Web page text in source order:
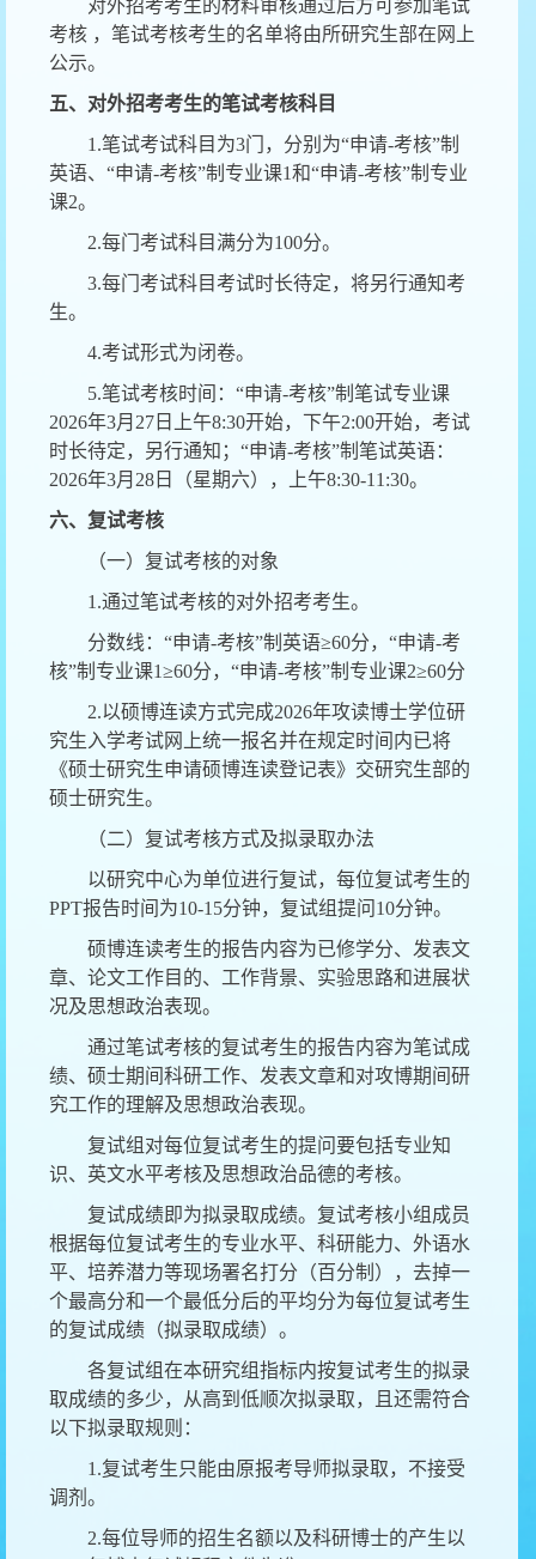
对外招考考生的材料审核通过后方可参加笔试
考核 ，笔试考核考生的名单将由所研究生部在网上
公示。
五、对外招考考生的笔试考核科目
1.笔试考试科目为3门，分别为“申请-考核”制
英语、“申请-考核”制专业课1和“申请-考核”制专业
课2。
2.每门考试科目满分为100分。
3.每门考试科目考试时长待定，将另行通知考
生。
4.考试形式为闭卷。
5.笔试考核时间：“申请-考核”制笔试专业课
2026年3月27 日上午8:30开始，下午2:00开始，考试
时长待定，另行通知； “申请-考核”制笔试英语：
2026年3月 28 日（星期六），上午8:30-11:30。
六、复试考核
（一）复试考核的对象
1.通过笔试考核的对外招考考生。
分数线： “申请-考核”制英语≥60分，“申请-考
核”制专业课1≥60分，“申请-考核”制专业课2≥60分
2.以硕博连读方式完成2026年攻读博士学位研
究生入学考试网上统一报名并在规定时间内已将
《硕士研究生申请硕博连读登记表》交研究生部的
硕士研究生。
（二）复试考核方式及拟录取办法
以研究中心为单位进行复试，每位复试考生的
PPT报告时间为10-15分钟，复试组提问10分钟。
硕博连读考生的报告内容为已修学分、发表文
章、论文工作目的、工作背景、实验思路和进展状
况及思想政治表现。
通过笔试考核的复试考生的报告内容为笔试成
绩、硕士期间科研工作、发表文章和对攻博期间研
究工作的理解及思想政治表现。
复试组对每位复试考生的提问要包括专业知
识、英文水平考核及思想政治品德的考核。
复试成绩即为拟录取成绩。复试考核小组成员
根据每位复试考生的专业水平、科研能力、外语水
平、培养潜力等现场署名打分（百分制），去掉一
个最高分和一个最低分后的平均分为每位复试考生
的复试成绩（拟录取成绩）。
各复试组在本研究组指标内按复试考生的拟录
取成绩的多少，从高到低顺次拟录取，且还需符合
以下拟录取规则：
1.复试考生只能由原报考导师拟录取，不接受
调剂。
2.每位导师的招生名额以及科研博士的产生以